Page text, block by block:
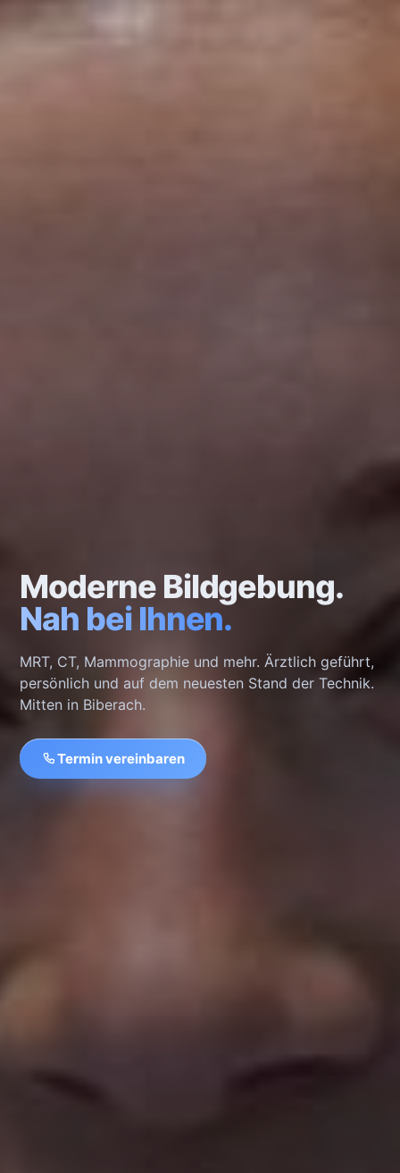
Moderne Bildgebung.
Nah bei Ihnen.
MRT, CT, Mammographie und mehr. Ärztlich geführt,
persönlich und auf dem neuesten Stand der Technik.
Mitten in Biberach.
Termin vereinbaren